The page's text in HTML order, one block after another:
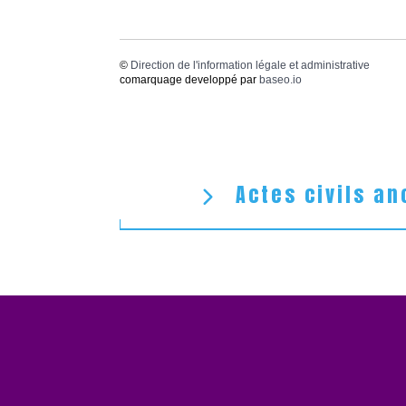
© Direction de l'information légale et administrative
comarquage developpé par baseo.io
Actes civils